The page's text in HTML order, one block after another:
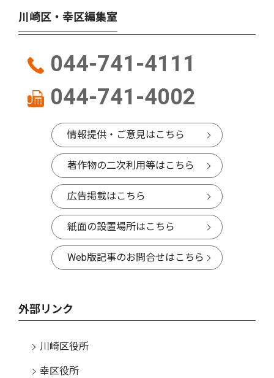
川崎区・幸区編集室
044-741-4111
044-741-4002
情報提供・ご意見はこちら
著作物の二次利用等はこちら
広告掲載はこちら
紙面の設置場所はこちら
Web版記事のお問合せはこちら
外部リンク
川崎区役所
幸区役所